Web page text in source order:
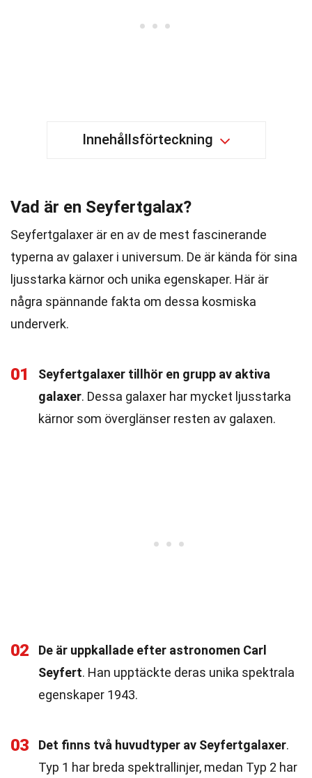
Innehållsförteckning
Vad är en Seyfertgalax?
Seyfertgalaxer är en av de mest fascinerande
typerna av galaxer i universum. De är kända för sina
ljusstarka kärnor och unika egenskaper. Här är
några spännande fakta om dessa kosmiska
underverk.
01
Seyfertgalaxer tillhör en grupp av aktiva
galaxer. Dessa galaxer har mycket ljusstarka
kärnor som överglänser resten av galaxen.
02
De är uppkallade efter astronomen Carl
Seyfert. Han upptäckte deras unika spektrala
egenskaper 1943.
03 Det finns två huvudtyper av Seyfertgalaxer.
Typ 1 har breda spektrallinjer, medan Typ 2 har